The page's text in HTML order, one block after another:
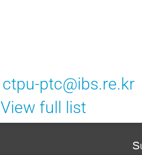
ctpu-ptc@ibs.re.kr
View full list